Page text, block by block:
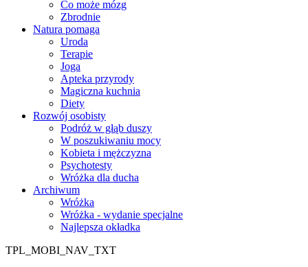
Co może mózg
Zbrodnie
Natura pomaga
Uroda
Terapie
Joga
Apteka przyrody
Magiczna kuchnia
Diety
Rozwój osobisty
Podróż w głąb duszy
W poszukiwaniu mocy
Kobieta i mężczyzna
Psychotesty
Wróżka dla ducha
Archiwum
Wróżka
Wróżka - wydanie specjalne
Najlepsza okładka
TPL_MOBI_NAV_TXT